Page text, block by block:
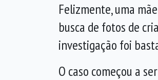
Felizmente, uma
busca de fotos de
investigação foi
O caso começou a